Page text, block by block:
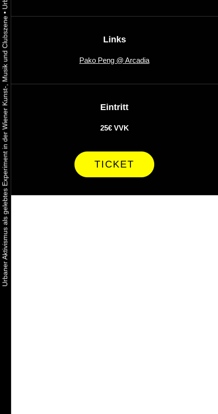
Urbaner Aktivismus als gelebtes Experiment in der Wiener Kunst-, Musik und Clubszene
•
Links
Pako Peng @ Arcadia
Eintritt
25€ VVK
TICKET